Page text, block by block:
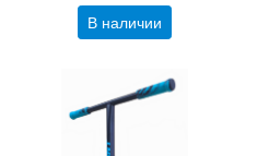
В наличии